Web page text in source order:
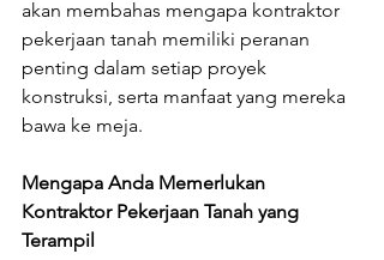
akan membahas mengapa kontraktor
pekerjaan tanah memiliki peranan
penting dalam setiap proyek
konstruksi, serta manfaat yang mereka
bawa ke meja.
Mengapa Anda Memerlukan
Kontraktor Pekerjaan Tanah yang
Terampil